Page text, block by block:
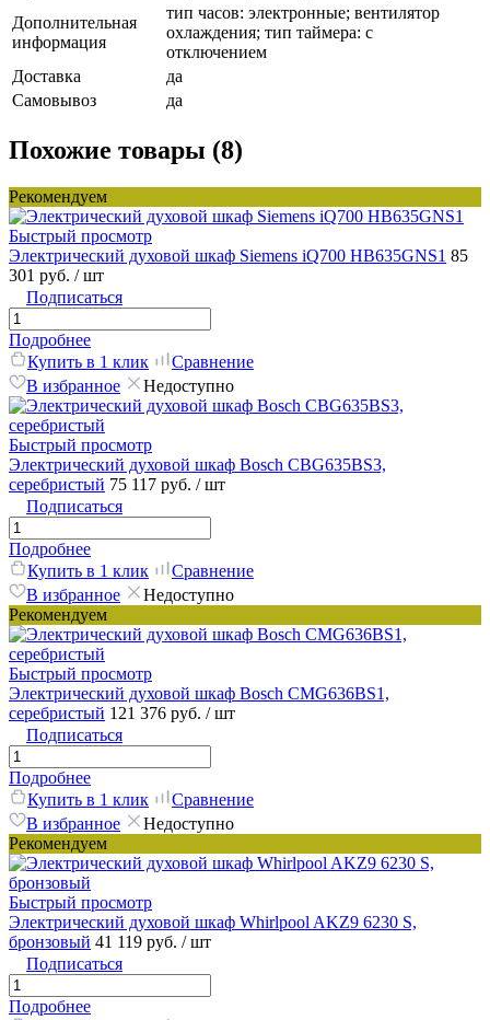
Дополнительная
информация
тип часов: электронные; вентилятор
охлаждения; тип таймера: с
отключением
Доставка
да
Самовывоз
да
Похожие товары (8)
Рекомендуем
Быстрый просмотр
Электрический духовой шкаф Siemens iQ700 HB635GNS1 85
301 руб. / шт
Подписаться
Подробнее
Купить в 1 клик
Сравнение
В избранное
Недоступно
Быстрый просмотр
Электрический духовой шкаф Bosch CBG635BS3,
серебристый 75 117 руб. / шт
Подписаться
Подробнее
Купить в 1 клик
Сравнение
В избранное
Недоступно
Рекомендуем
Быстрый просмотр
Электрический духовой шкаф Bosch CMG636BS1,
серебристый 121 376 руб. / шт
Подписаться
Подробнее
Купить в 1 клик
Сравнение
В избранное
Недоступно
Рекомендуем
Быстрый просмотр
Электрический духовой шкаф Whirlpool AKZ9 6230 S,
бронзовый 41 119 руб. / шт
Подписаться
Подробнее